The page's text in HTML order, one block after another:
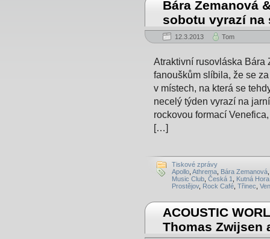
Bára Zemanová
sobotu vyrazí na
12.3.2013 Tom
Atraktivní rusovláska Bára
fanouškům slíbila, že se
v místech, na která se
necelý týden vyrazí na
rockovou formací
[…]
Tiskové zprávy
Apollo Athrema Bára Zemanová
Music Club Česká 1 Kutná Hora
Prostějov, Rock Café Třinec
ACOUSTIC
Thomas Zwijsen